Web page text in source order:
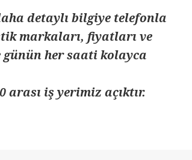
detaylı bilgiye telefonla
markaları, fiyatları ve
her saati kolayca
arası iş yerimiz açıktır.